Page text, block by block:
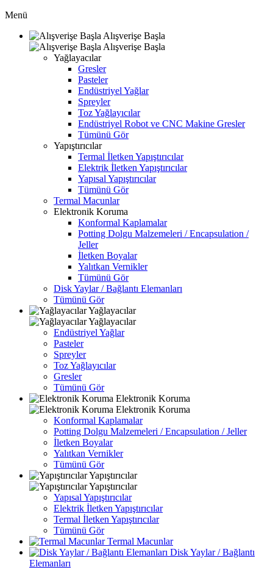
Menü
Alışverişe Başla
Alışverişe Başla
Yağlayacılar
Gresler
Pasteler
Endüstriyel Yağlar
Spreyler
Toz Yağlayıcılar
Endüstriyel Robot ve CNC Makine Gresler
Tümünü Gör
Yapıştırıcılar
Termal İletken Yapıştırıcılar
Elektrik İletken Yapıştırıcılar
Yapısal Yapıştırıcılar
Tümünü Gör
Termal Macunlar
Elektronik Koruma
Konformal Kaplamalar
Potting Dolgu Malzemeleri / Encapsulation /
Jeller
İletken Boyalar
Yalıtkan Vernikler
Tümünü Gör
Disk Yaylar / Bağlantı Elemanları
Tümünü Gör
Yağlayacılar
Yağlayacılar
Endüstriyel Yağlar
Pasteler
Spreyler
Toz Yağlayıcılar
Gresler
Tümünü Gör
Elektronik Koruma
Elektronik Koruma
Konformal Kaplamalar
Potting Dolgu Malzemeleri / Encapsulation / Jeller
İletken Boyalar
Yalıtkan Vernikler
Tümünü Gör
Yapıştırıcılar
Yapıştırıcılar
Yapısal Yapıştırıcılar
Elektrik İletken Yapıştırıcılar
Termal İletken Yapıştırıcılar
Tümünü Gör
Termal Macunlar
Disk Yaylar / Bağlantı
Elemanları